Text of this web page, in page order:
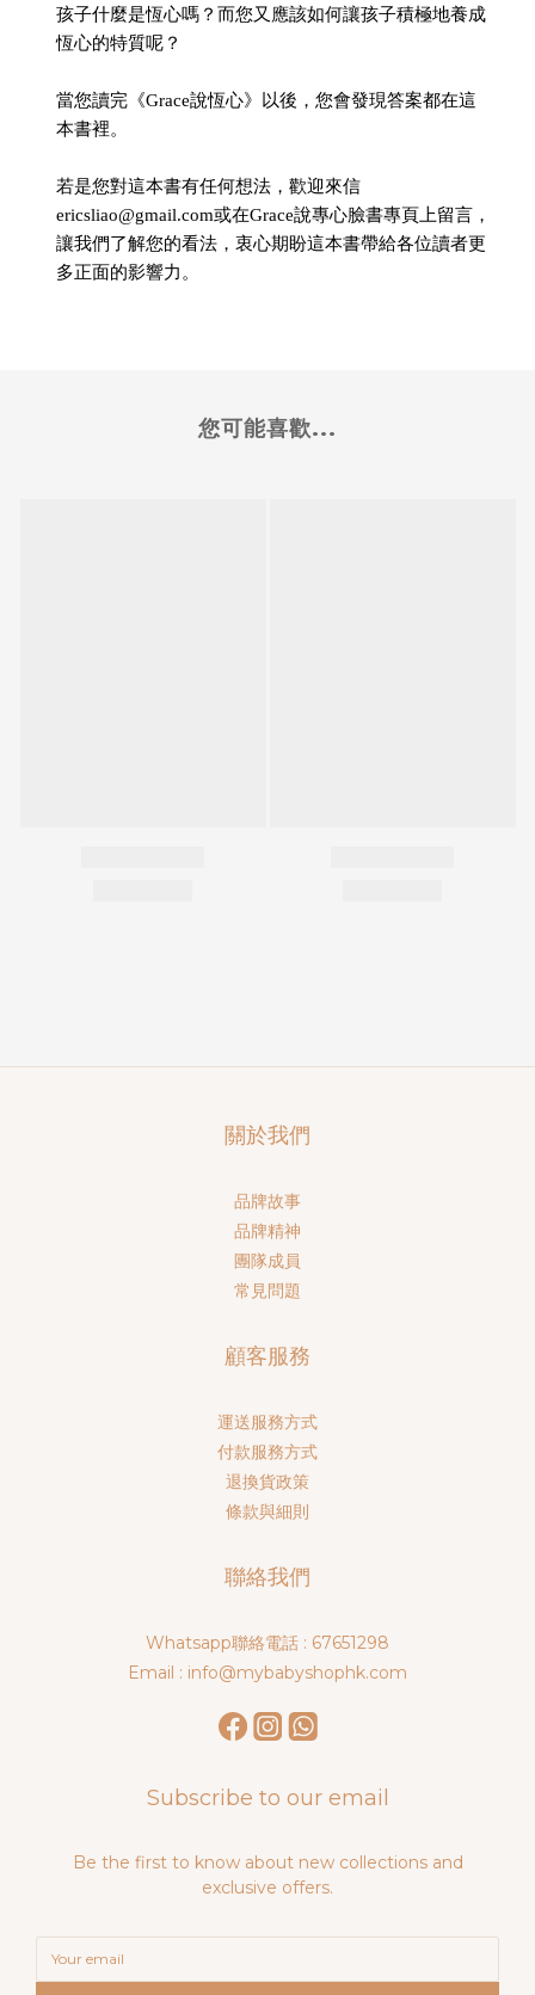
孩子什麼是恆心嗎？而您又應該如何讓孩子積極地養成
恆心的特質呢？
當您讀完《Grace說恆心》以後，您會發現答案都在這
本書裡。
若是您對這本書有任何想法，歡迎來信
ericsliao@gmail.com或在Grace說專心臉書專頁上留言，
讓我們了解您的看法，衷心期盼這本書帶給各位讀者更
多正面的影響力。
您可能喜歡...
關於我們
品牌故事
品牌精神
團隊成員
常見問題
顧客服務
運送服務方式
付款服務方式
退換貨政策
條款與細則
聯絡我們
Whatsapp聯絡電話 : 67651298
Email : info@mybabyshophk.com
Subscribe to our email
Be the first to know about new collections and
exclusive offers.